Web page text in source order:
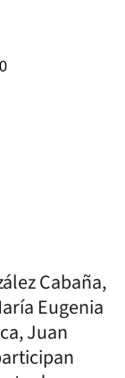
Cabaña,
Eugenia
Juan